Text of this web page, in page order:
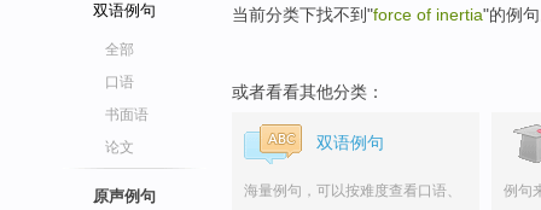
双语例句
全部
口语
书面语
论文
原声例句
当前分类下找不到"force of inertia"的例句
或者看看其他分类：
双语例句
海量例句，可以按难度查看口语、
例句